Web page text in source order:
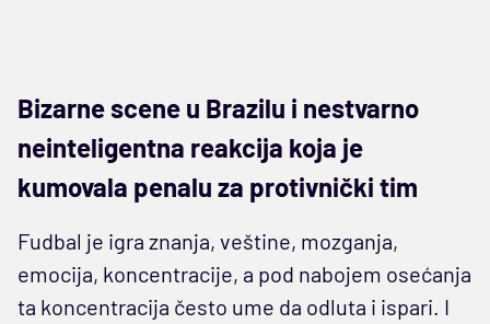
Bizarne scene u Brazilu i nestvarno
neinteligentna reakcija koja je
kumovala penalu za protivnički tim
Fudbal je igra znanja, veštine, mozganja,
emocija, koncentracije, a pod nabojem osećanja
ta koncentracija često ume da odluta i ispari. I